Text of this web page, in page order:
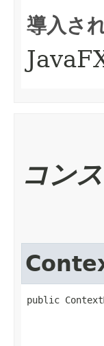
導入さ
コン
public